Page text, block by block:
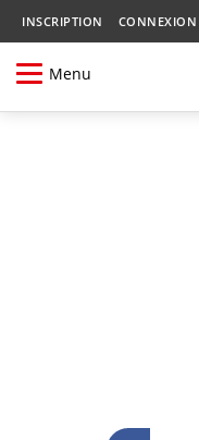
INSCRIPTION CONNEXION
Menu